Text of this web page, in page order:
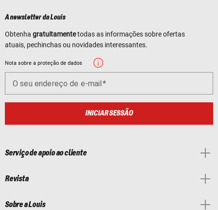
A newsletter da Louis
Obtenha gratuitamentetodas as informações sobre ofertas
atuais, pechinchas ou novidades interessantes.
Nota sobre a proteção de dados
O seu endereço de e-mail
INICIAR SESSÃO
Serviço de apoio ao cliente
Revista
Sobre a Louis